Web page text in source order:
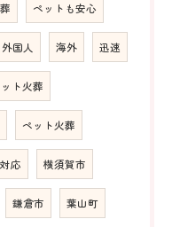
ペットも安心
外国人 海外 迅速
ト火葬
ペット火葬
応 横須賀市
鎌倉市 葉山町